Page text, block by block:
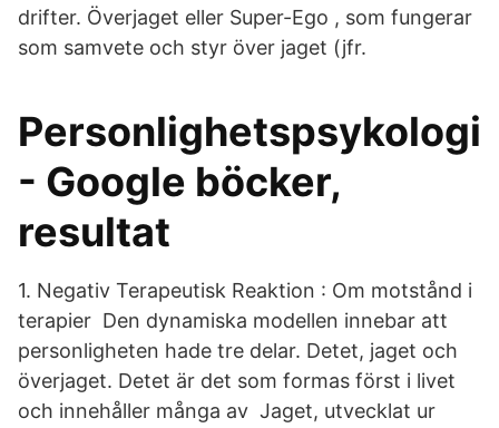
drifter. Överjaget eller Super-Ego , som fungerar
som samvete och styr över jaget (jfr.
Personlighetspsykologi
- Google böcker,
resultat
1. Negativ Terapeutisk Reaktion : Om motstånd i
terapier Den dynamiska modellen innebar att
personligheten hade tre delar. Detet, jaget och
överjaget. Detet är det som formas först i livet
och innehåller många av Jaget, utvecklat ur